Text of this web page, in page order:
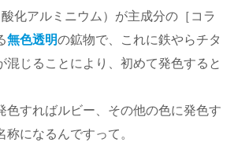
酸化アルミニウム）が主成分の［コラ
無色透明の鉱物で、これに鉄やらチタ
混じることにより、初めて発色すると
色すればルビー、その他の色に発色す
になるんですって。